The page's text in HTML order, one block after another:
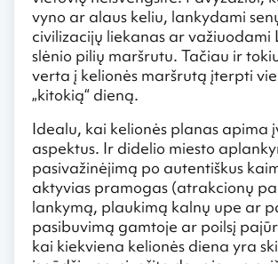
vyno ar alaus keliu, lankydami
civilizacijų liekanas ar važiuodami
slėnio pilių maršrutu. Tačiau ir
verta į kelionės maršrutą įterpti
„kitokią“ dieną.
Idealu, kai kelionės planas apima
aspektus. Ir didelio miesto
pasivažinėjimą po autentiškus
aktyvias pramogas (atrakcionų
lankymą, plaukimą kalnų upe ar
pasibuvimą gamtoje ar poilsį
kai kiekviena kelionės diena yra